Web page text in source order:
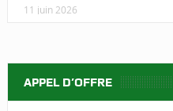
11 juin 2026
APPEL D’OFFRE